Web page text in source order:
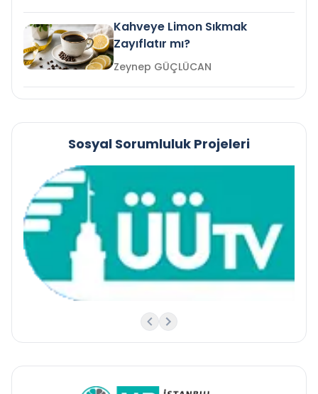
Kahveye Limon Sıkmak
Zayıflatır mı?
Zeynep GÜÇLÜCAN
Sosyal Sorumluluk Projeleri